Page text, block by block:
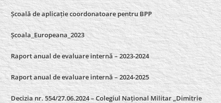
Școală de aplicație coordonatoare pentru BPP
Școala_Europeana_2023
Raport anual de evaluare internă – 2023-2024
Raport anual de evaluare internă –2024-2025
Decizia nr. 554/27.06.2024 – Colegiul Național Militar „Dimitrie